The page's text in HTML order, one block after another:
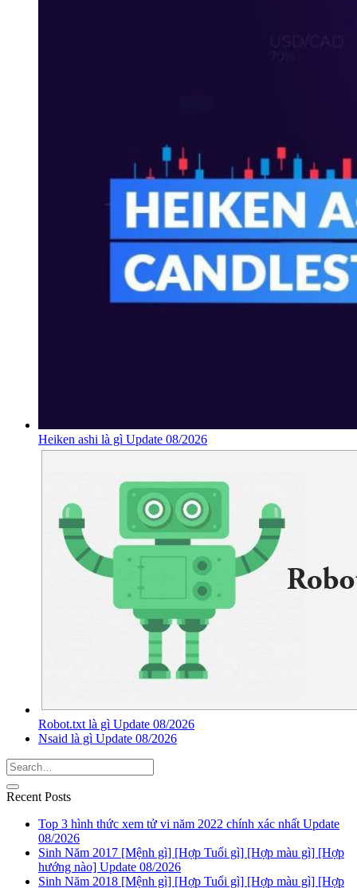
Heiken ashi là gì Update 08/2026
Robot.txt là gì Update 08/2026
Nsaid là gì Update 08/2026
Recent Posts
Top 3 hình thức xem tử vi năm 2022 chính xác nhất Update
08/2026
Sinh Năm 2017 [Mệnh gì] [Hợp Tuổi gì] [Hợp màu gì] [Hợp
hướng nào] Update 08/2026
Sinh Năm 2018 [Mệnh gì] [Hợp Tuổi gì] [Hợp màu gì] [Hợp